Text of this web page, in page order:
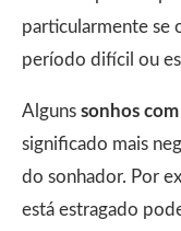
particularmente se
período difícil ou
Alguns sonhos
significado mais
do sonhador. Por
está estragado